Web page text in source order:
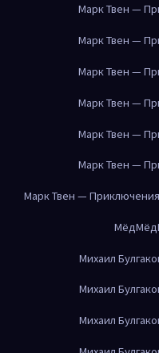
Марк Твен —
Марк Твен —
Марк Твен —
Марк Твен —
Марк Твен —
Марк Твен —
Марк Твен —
МёдМёд
Михаил
Михаил
Михаил